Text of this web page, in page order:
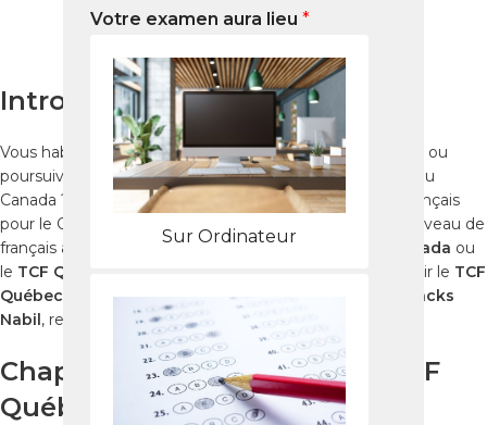
Votre examen aura lieu *
Sur Ordinateur
NabilOn avril 13, 2026
Introduction
Vous habitez à Albion et souhaitez immigrer au Québec ou
poursuivre vos études dans une province francophone du
Canada ? Le
TCF Québec
(Test de Connaissance du Français
pour le Québec) est l’examen officiel qui certifie votre niveau de
français auprès du MIFI. Que vous prépariez le
TCF Canada ou
le TCF Québec , ce guide vous explique comment réussir le TCF
Québec à Albiongrâce aux ressources fiables et aux
Packs
Nabil , reproduisant des tests identiques à l’examen réel.
Chapitre 1 : Qu’est-ce que le TCF
Québec ?